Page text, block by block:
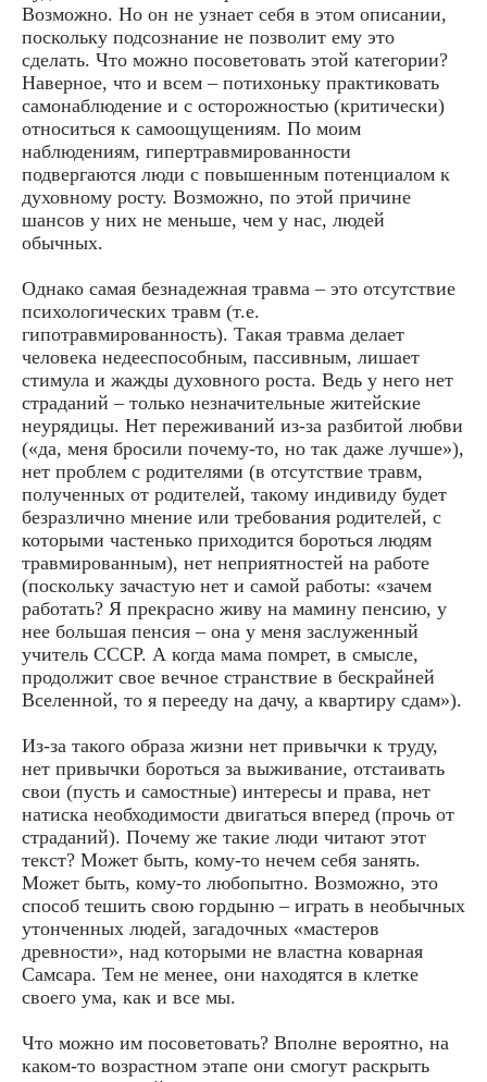
Возможно. Но он не узнает себя в этом описании,
поскольку подсознание не позволит ему это
сделать. Что можно посоветовать этой категории?
Наверное, что и всем – потихоньку практиковать
самонаблюдение и с осторожностью (критически)
относиться к самоощущениям. По моим
наблюдениям, гипертравмированности
подвергаются люди с повышенным потенциалом к
духовному росту. Возможно, по этой причине
шансов у них не меньше, чем у нас, людей
обычных.
Однако самая безнадежная травма – это отсутствие
психологических травм (т.е.
гипотравмированность). Такая травма делает
человека недееспособным, пассивным, лишает
стимула и жажды духовного роста. Ведь у него нет
страданий – только незначительные житейские
неурядицы. Нет переживаний из-за разбитой любви
(«да, меня бросили почему-то, но так даже лучше»),
нет проблем с родителями (в отсутствие травм,
полученных от родителей, такому индивиду будет
безразлично мнение или требования родителей, с
которыми частенько приходится бороться людям
травмированным), нет неприятностей на работе
(поскольку зачастую нет и самой работы: «зачем
работать? Я прекрасно живу на мамину пенсию, у
нее большая пенсия – она у меня заслуженный
учитель СССР. А когда мама помрет, в смысле,
продолжит свое вечное странствие в бескрайней
Вселенной, то я перееду на дачу, а квартиру сдам»).
Из-за такого образа жизни нет привычки к труду,
нет привычки бороться за выживание, отстаивать
свои (пусть и самостные) интересы и права, нет
натиска необходимости двигаться вперед (прочь от
страданий). Почему же такие люди читают этот
текст? Может быть, кому-то нечем себя занять.
Может быть, кому-то любопытно. Возможно, это
способ тешить свою гордыню – играть в необычных
утонченных людей, загадочных «мастеров
древности», над которыми не властна коварная
Самсара. Тем не менее, они находятся в клетке
своего ума, как и все мы.
Что можно им посоветовать? Вполне вероятно, на
каком-то возрастном этапе они смогут раскрыть